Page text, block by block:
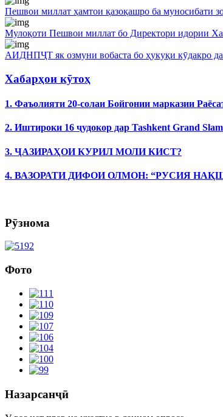
Пешвои миллат ҳамтои қазоқашро ба муносибати
Мулоқоти Пешвои миллат бо Директори идории
АИДНПҶТ як озмуни вобаста бо ҳукуқи кӯдакро
Хабарҳои кӯтоҳ
1. Фаъолияти 20-солаи Бойгонии марказии
2. Иштироки 16 ҷудокор дар Tashkent Grand
3. ҶАЗИРАҲОИ КУРИЛ МОЛИ КИСТ?
4. ВАЗОРАТИ ДИФОИ ОЛМОН: “РУСИЯ
Рӯзнома
Фото
Назарсанҷӣ